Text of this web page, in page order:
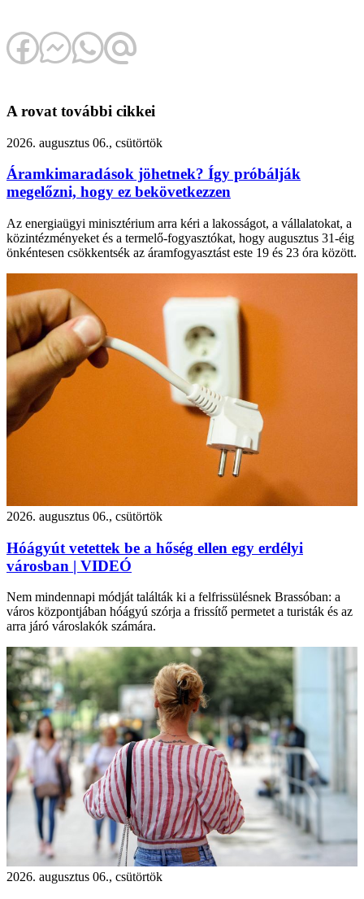
A rovat további cikkei
2026. augusztus 06., csütörtök
Áramkimaradások jöhetnek? Így próbálják
megelőzni, hogy ez bekövetkezzen
Az energiaügyi minisztérium arra kéri a lakosságot, a vállalatokat, a
közintézményeket és a termelő-fogyasztókat, hogy augusztus 31-éig
önkéntesen csökkentsék az áramfogyasztást este 19 és 23 óra között.
2026. augusztus 06., csütörtök
Hóágyút vetettek be a hőség ellen egy erdélyi
városban | VIDEÓ
Nem mindennapi módját találták ki a felfrissülésnek Brassóban: a
város központjában hóágyú szórja a frissítő permetet a turisták és az
arra járó városlakók számára.
2026. augusztus 06., csütörtök